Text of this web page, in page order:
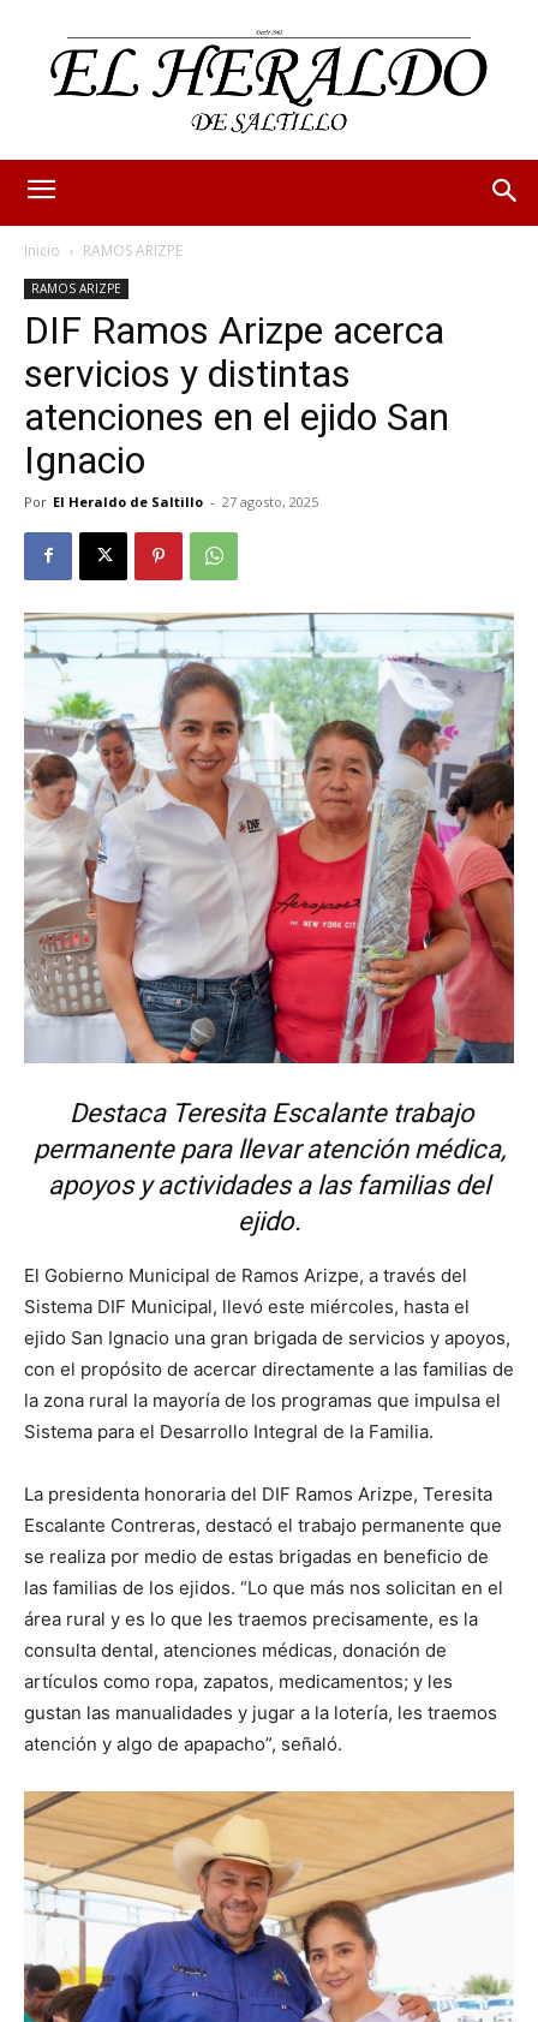
Inicio RAMOS ARIZPE
RAMOS ARIZPE
DIF Ramos Arizpe acerca
servicios y distintas
atenciones en el ejido San
Ignacio
Por El Heraldo de Saltillo - 27 agosto, 2025
Destaca Teresita Escalante trabajo
permanente para llevar atención médica,
apoyos y actividades a las familias del
ejido.
El Gobierno Municipal de Ramos Arizpe, a través del
Sistema DIF Municipal, llevó este miércoles, hasta el
ejido San Ignacio una gran brigada de servicios y apoyos,
con el propósito de acercar directamente a las familias de
la zona rural la mayoría de los programas que impulsa el
Sistema para el Desarrollo Integral de la Familia.
La presidenta honoraria del DIF Ramos Arizpe, Teresita
Escalante Contreras, destacó el trabajo permanente que
se realiza por medio de estas brigadas en beneficio de
las familias de los ejidos. “Lo que más nos solicitan en el
área rural y es lo que les traemos precisamente, es la
consulta dental, atenciones médicas, donación de
artículos como ropa, zapatos, medicamentos; y les
gustan las manualidades y jugar a la lotería, les traemos
atención y algo de apapacho”, señaló.